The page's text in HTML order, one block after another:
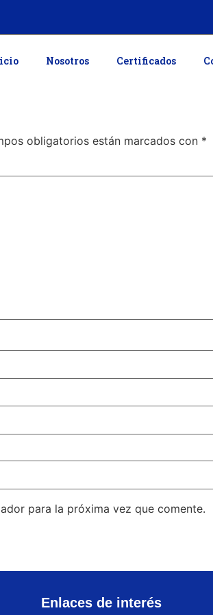
Nosotros Certificados
obligatorios están marcados con *
para la próxima vez que comente.
Enlaces de interés